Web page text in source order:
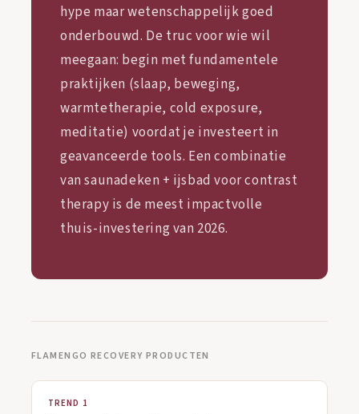
hype maar wetenschappelijk goed
onderbouwd. De truc voor wie wil
meegaan: begin met fundamentele
praktijken (slaap, beweging,
warmtetherapie, cold exposure,
meditatie) voordat je investeert in
geavanceerde tools. Een combinatie
van saunadeken + ijsbad voor contrast
therapy is de meest impactvolle
thuis-investering van 2026.
FLAMENGO RECOVERY PRODUCTEN
TREND 1